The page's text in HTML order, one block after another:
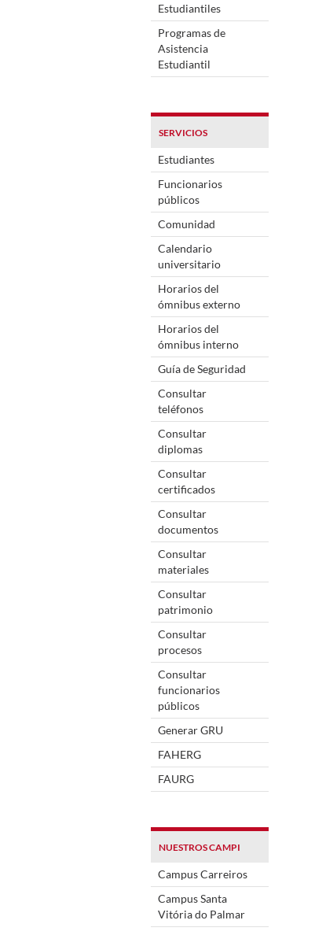
Estudiantiles
Programas de
Asistencia
Estudiantil
SERVICIOS
Estudiantes
Funcionarios
públicos
Comunidad
Calendario
universitario
Horarios del
ómnibus externo
Horarios del
ómnibus interno
Guía de Seguridad
Consultar
teléfonos
Consultar
diplomas
Consultar
certificados
Consultar
documentos
Consultar
materiales
Consultar
patrimonio
Consultar
procesos
Consultar
funcionarios
públicos
Generar GRU
FAHERG
FAURG
NUESTROS CAMPI
Campus Carreiros
Campus Santa
Vitória do Palmar